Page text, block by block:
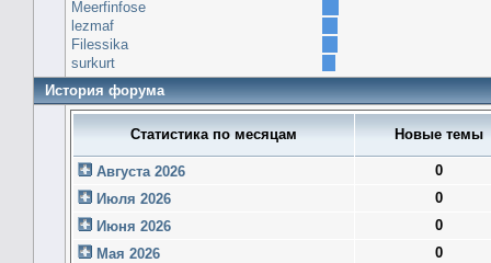
Meerfinfose
lezmaf
Filessika
surkurt
История форума
Статистика по месяцам Новые темы
Августа 2026
0
Июля 2026
0
Июня 2026
0
Мая 2026
0